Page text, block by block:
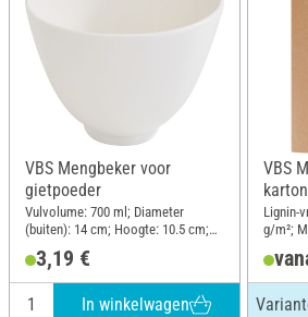
VBS Mengbeker voor
gietpoeder
Vulvolume: 700 ml; Diameter
(buiten): 14 cm; Hoogte: 10.5 cm;
3,19 €
In winkelwagen
VBS
karton
Lignin-
g/m²;